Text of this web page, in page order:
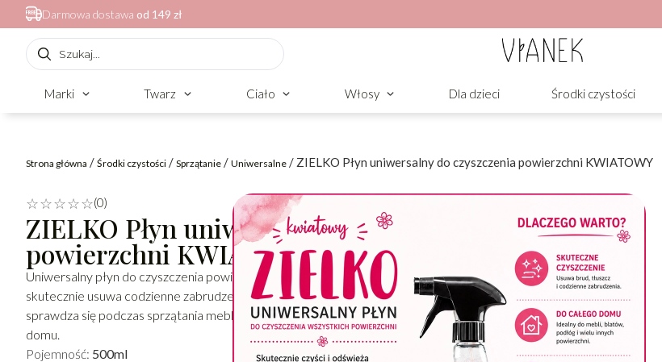
Darmowa dostawa od 149 zł
Marki Twarz Ciało Włosy Dla dzieci Środki czystości
Strona główna / Środki czystości / Sprzątanie / Uniwersalne / ZIELKO Płyn uniwersalny do czyszczenia powierzchni KWIATOWY
☆☆☆☆☆(0)
ZIELKO Płyn uniwersalny do czyszczenia
powierzchni KWIATOWY
Uniwersalny płyn do czyszczenia powierzchni ZIELKO o przyjemnym, kwiatowym zapachu
skutecznie usuwa codzienne zabrudzenia i pozostawia świeżość w pomieszczeniach. Doskonale
sprawdza się podczas sprzątania mebli, blatów oraz podłóg, pomagając utrzymać czystość w całym
domu.
Pojemność: 500ml